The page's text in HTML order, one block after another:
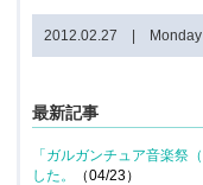
2012.02.27 |
最新記事
「ガルガンチュア音楽祭
した。
（04/23）